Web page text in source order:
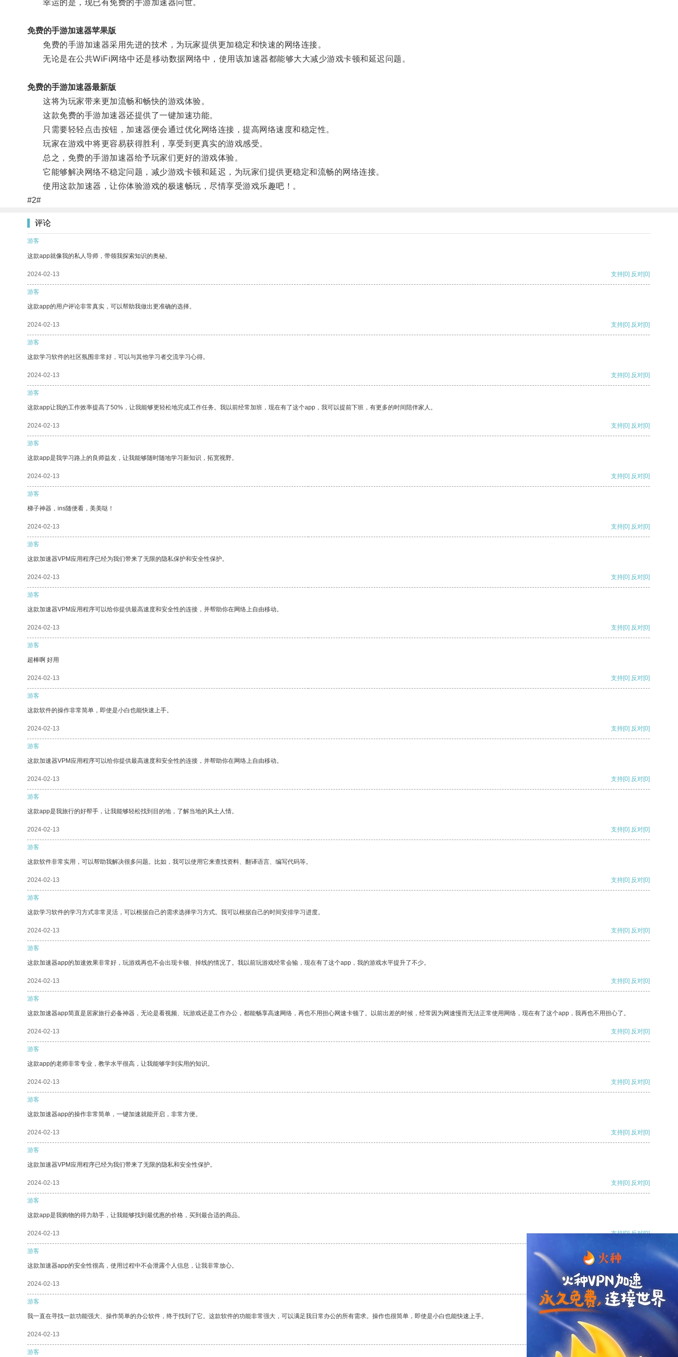
幸运的是，现已有免费的手游加速器问世。
免费的手游加速器苹果版
免费的手游加速器采用先进的技术，为玩家提供更加稳定和快速的网络连接。
无论是在公共WiFi网络中还是移动数据网络中，使用该加速器都能够大大减少游戏卡顿和延迟问题。
免费的手游加速器最新版
这将为玩家带来更加流畅和畅快的游戏体验。
这款免费的手游加速器还提供了一键加速功能。
只需要轻轻点击按钮，加速器便会通过优化网络连接，提高网络速度和稳定性。
玩家在游戏中将更容易获得胜利，享受到更真实的游戏感受。
总之，免费的手游加速器给予玩家们更好的游戏体验。
它能够解决网络不稳定问题，减少游戏卡顿和延迟，为玩家们提供更稳定和流畅的网络连接。
使用这款加速器，让你体验游戏的极速畅玩，尽情享受游戏乐趣吧！。
#2#
评论
游客
这款app就像我的私人导师，带领我探索知识的奥秘。
2024-02-13 支持[0] 反对[0]
游客
这款app的用户评论非常真实，可以帮助我做出更准确的选择。
2024-02-13 支持[0] 反对[0]
游客
这款学习软件的社区氛围非常好，可以与其他学习者交流学习心得。
2024-02-13 支持[0] 反对[0]
游客
这款app让我的工作效率提高了50%，让我能够更轻松地完成工作任务。我以前经常加班，现在有了这个app，我可以提前下班，有更多的时间陪伴家人。
2024-02-13 支持[0] 反对[0]
游客
这款app是我学习路上的良师益友，让我能够随时随地学习新知识，拓宽视野。
2024-02-13 支持[0] 反对[0]
游客
梯子神器，ins随便看，美美哒！
2024-02-13 支持[0] 反对[0]
游客
这款加速器VPM应用程序已经为我们带来了无限的隐私保护和安全性保护。
2024-02-13 支持[0] 反对[0]
游客
这款加速器VPM应用程序可以给你提供最高速度和安全性的连接，并帮助你在网络上自由移动。
2024-02-13 支持[0] 反对[0]
游客
超棒啊 好用
2024-02-13 支持[0] 反对[0]
游客
这款软件的操作非常简单，即使是小白也能快速上手。
2024-02-13 支持[0] 反对[0]
游客
这款加速器VPM应用程序可以给你提供最高速度和安全性的连接，并帮助你在网络上自由移动。
2024-02-13 支持[0] 反对[0]
游客
这款app是我旅行的好帮手，让我能够轻松找到目的地，了解当地的风土人情。
2024-02-13 支持[0] 反对[0]
游客
这款软件非常实用，可以帮助我解决很多问题。比如，我可以使用它来查找资料、翻译语言、编写代码等。
2024-02-13 支持[0] 反对[0]
游客
这款学习软件的学习方式非常灵活，可以根据自己的需求选择学习方式。我可以根据自己的时间安排学习进度。
2024-02-13 支持[0] 反对[0]
游客
这款加速器app的加速效果非常好，玩游戏再也不会出现卡顿、掉线的情况了。我以前玩游戏经常会输，现在有了这个app，我的游戏水平提升了不少。
2024-02-13 支持[0] 反对[0]
游客
这款加速器app简直是居家旅行必备神器，无论是看视频、玩游戏还是工作办公，都能畅享高速网络，再也不用担心网速卡顿了。以前出差的时候，经常因为网速慢而无法正常使用网络，现在有了这个app，我再也不用担心了。
2024-02-13 支持[0] 反对[0]
游客
这款app的老师非常专业，教学水平很高，让我能够学到实用的知识。
2024-02-13 支持[0] 反对[0]
游客
这款加速器app的操作非常简单，一键加速就能开启，非常方便。
2024-02-13 支持[0] 反对[0]
游客
这款加速器VPM应用程序已经为我们带来了无限的隐私和安全性保护。
2024-02-13 支持[0] 反对[0]
游客
这款app是我购物的得力助手，让我能够找到最优惠的价格，买到最合适的商品。
2024-02-13 支持[0] 反对[0]
游客
这款加速器app的安全性很高，使用过程中不会泄露个人信息，让我非常放心。
2024-02-13 支持[0] 反对
游客
我一直在寻找一款功能强大、操作简单的办公软件，终于找到了它。这款软件的功能非常强大，可以满足我日常办公的所有需求。操作也很简单，即使是小白也能快速上手。
2024-02-13 支持
游客